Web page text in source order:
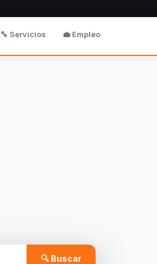
🔧 Servicios 💼 Empleo
🔍 Buscar